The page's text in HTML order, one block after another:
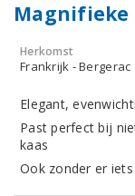
Magnifieke
Herkomst
Frankrijk - Bergerac
Elegant,
Past perfect bij
kaas
Ook zonder er